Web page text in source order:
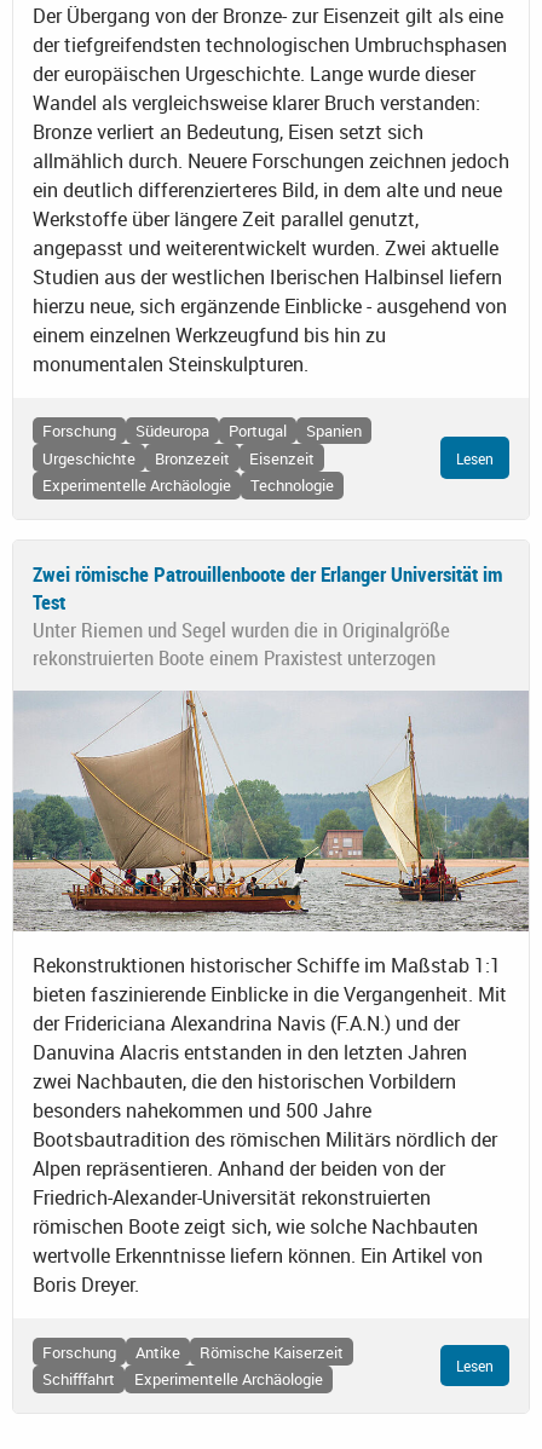
Der Übergang von der Bronze- zur Eisenzeit gilt als eine
der tiefgreifendsten technologischen Umbruchsphasen
der europäischen Urgeschichte. Lange wurde dieser
Wandel als vergleichsweise klarer Bruch verstanden:
Bronze verliert an Bedeutung, Eisen setzt sich
allmählich durch. Neuere Forschungen zeichnen jedoch
ein deutlich differenzierteres Bild, in dem alte und neue
Werkstoffe über längere Zeit parallel genutzt,
angepasst und weiterentwickelt wurden. Zwei aktuelle
Studien aus der westlichen Iberischen Halbinsel liefern
hierzu neue, sich ergänzende Einblicke - ausgehend von
einem einzelnen Werkzeugfund bis hin zu
monumentalen Steinskulpturen.
Forschung Südeuropa Portugal
Spanien
Urgeschichte
Bronzezeit
Eisenzeit
Experimentelle Archäologie
Technologie
Lesen
Zwei römische Patrouillenboote der Erlanger Universität im
Test
Unter Riemen und Segel wurden die in Originalgröße
rekonstruierten Boote einem Praxistest unterzogen
Rekonstruktionen historischer Schiffe im Maßstab 1:1
bieten faszinierende Einblicke in die Vergangenheit. Mit
der Fridericiana Alexandrina Navis (F.A.N.) und der
Danuvina Alacris entstanden in den letzten Jahren
zwei Nachbauten, die den historischen Vorbildern
besonders nahekommen und 500 Jahre
Bootsbautradition des römischen Militärs nördlich der
Alpen repräsentieren. Anhand der beiden von der
Friedrich-Alexander-Universität rekonstruierten
römischen Boote zeigt sich, wie solche Nachbauten
wertvolle Erkenntnisse liefern können. Ein Artikel von
Boris Dreyer.
Forschung Antike
Römische Kaiserzeit
Schifffahrt
Experimentelle Archäologie
Lesen